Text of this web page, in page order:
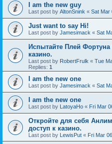
I am the new guy
Last post by AltonSnink « Sat Mar
Just want to say Hi!
Last post by Jamesimack « Sat
Испытайте Плей
казино.
Last post by RobertFrulk « Tue
Replies: 1
I am the new one
Last post by Jamesimack « Sat
I am the new one
Last post by LatoyaHo « Fri Mar
Откройте для себя
доступ к казино.
Last post by LewisPut « Fri Mar